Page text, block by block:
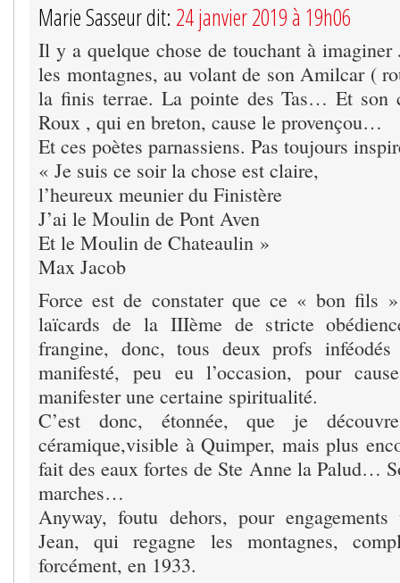
Marie Sasseur dit: 24 janvier 2019 à 19h06
Il y a quelque chose de touchant à
les montagnes, au volant de son Amilcar (
la finis terrae. La pointe des Tas… Et son
Roux , qui en breton, cause le provençou…
Et ces poètes parnassiens. Pas toujours
« Je suis ce soir la chose est claire,
l’heureux meunier du Finistère
J’ai le Moulin de Pont Aven
Et le Moulin de Chateaulin »
Max Jacob
Force est de constater que ce « bon fils
laïcards de la IIIème de stricte
frangine, donc, tous deux profs
manifesté, peu eu l’occasion, pour
manifester une certaine spiritualité.
C’est donc, étonnée, que je
céramique,visible à Quimper, mais plus
fait des eaux fortes de Ste Anne la Palud…
marches…
Anyway, foutu dehors, pour
Jean, qui regagne les montagnes,
forcément, en 1933.